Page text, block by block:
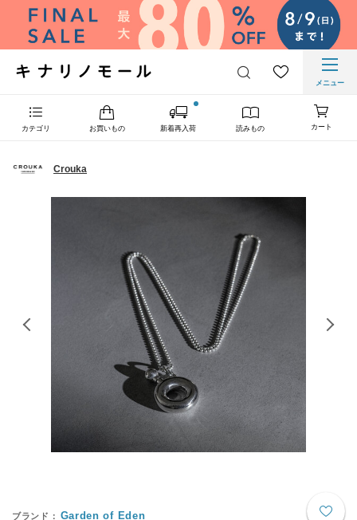
メニュー
カテゴリ お買いもの 新着再入荷 読みもの カート
Crouka
Garden of Eden